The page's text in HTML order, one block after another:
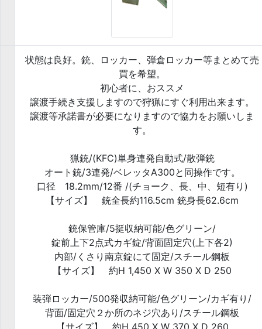
状態は良好。銃、ロッカー、弾倉ロッカー等まとめて売
買を希望。
初心者に、おススメ
譲渡手続き支援しますので狩猟にすぐ利用出来ます。
譲渡等承諾書が必要になりますので協力をお願いしま
す。
猟銃/(KFC)単身連発自動式/散弾銃
オート銃/3連発/ベレッタA300と同操作です。
口径 18.2mm/12番 /(チョーク、長、中、短有り)
【サイズ】 銃全長約116.5cm 銃身長62.6cm
銃保管庫/5挺収納可能/色グリーン/
錠前上下2点式カギ錠/背面固定穴(上下各2)
内部/くさり南京錠にて固定/スチール鋼板
【サイズ】 約H 1,450 X W 350 X D 250
装弾ロッカー/500発収納可能/色グリーン/カギ有り/
背面/固定穴２か所のネジ穴あり/スチール鋼板
【サイズ】 約H 450 X W 370 X D 260